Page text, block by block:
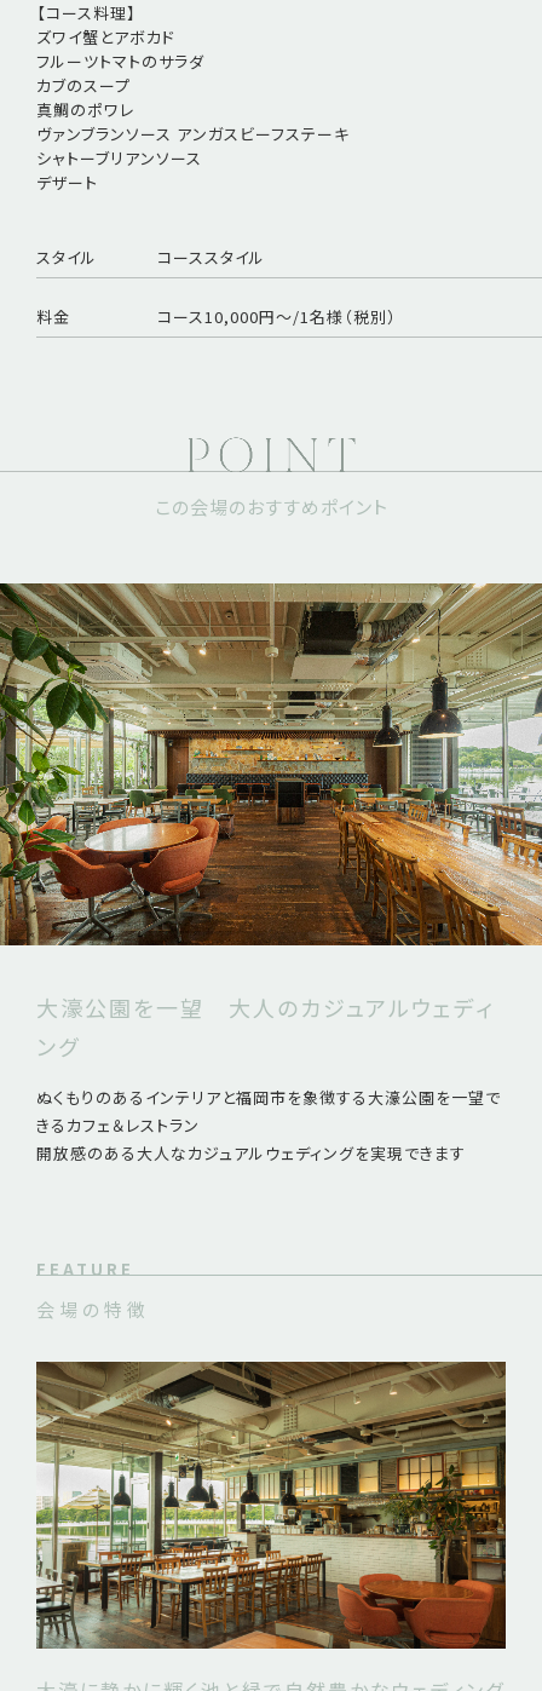
【コース料理】
ズワイ蟹とアボカド
フルーツトマトのサラダ
カブのスープ
真鯛のポワレ
ヴァンブランソース アンガスビーフステーキ
シャトーブリアンソース
デザート
スタイル コーススタイル
料金 コース10,000円～/1名様（税別）
この会場のおすすめポイント
大濠公園を一望 大人のカジュアルウェディ
ング
ぬくもりのあるインテリアと福岡市を象徴する大濠公園を一望で
きるカフェ＆レストラン
開放感のある大人なカジュアルウェディングを実現できます
FEATURE
会場の特徴